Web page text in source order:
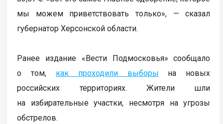
мы можем приветствовать только», — сказал
губернатор Херсонской области.
Ранее издание «Вести Подмосковья» сообщало
о том, как проходили выборы на новых
российских территориях. Жители шли
на избирательные участки, несмотря на угрозы
обстрелов.